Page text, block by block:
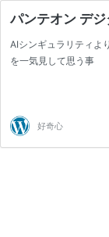
パンテオン デ
AIシンギュラリティよ
を一気見して思う事
好奇心